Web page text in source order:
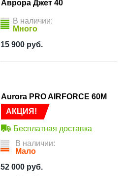
Аврора Джет 40
В наличии:
Много
15 900 руб.
АКЦИЯ!
Aurora PRO AIRFORCE 60M
Бесплатная доставка
В наличии:
Мало
52 000 руб.